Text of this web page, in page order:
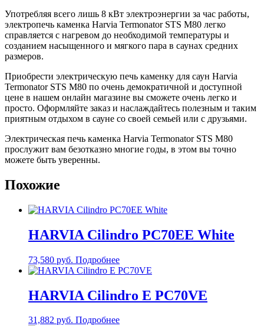
Употребляя всего лишь 8 кВт электроэнергии за час работы,
электропечь каменка Harvia Termonator STS M80 легко
справляется с нагревом до необходимой температуры и
созданием насыщенного и мягкого пара в саунах средних
размеров.
Приобрести электрическую печь каменку для саун Harvia
Termonator STS M80 по очень демократичной и доступной
цене в нашем онлайн магазине вы сможете очень легко и
просто. Оформляйте заказ и наслаждайтесь полезным и таким
приятным отдыхом в сауне со своей семьей или с друзьями.
Электрическая печь каменка Harvia Termonator STS M80
прослужит вам безотказно многие годы, в этом вы точно
можете быть уверенны.
Похожие
HARVIA Cilindro PC70EE White
73,580 руб. Подробнее
HARVIA Cilindro E PC70VE
31,882 руб. Подробнее